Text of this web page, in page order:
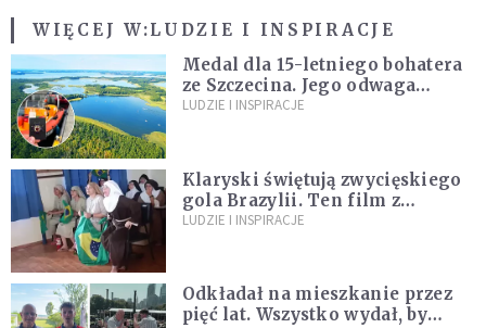
WIĘCEJ W:LUDZIE I INSPIRACJE
Medal dla 15-letniego bohatera
ze Szczecina. Jego odwaga
ocaliła ludzkie życie
LUDZIE I INSPIRACJE
Klaryski świętują zwycięskiego
gola Brazylii. Ten film z
zakonnicami obejrzały już
LUDZIE I INSPIRACJE
Odkładał na mieszkanie przez
pięć lat. Wszystko wydał, by